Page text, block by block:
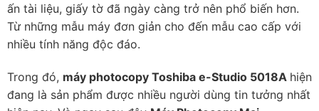
ấn tài liệu, giấy tờ đã ngày càng trở nên phổ biến hơn.
Từ những mẫu máy đơn giản cho đến mẫu cao cấp với
nhiều tính năng độc đáo.
Trong đó, máy photocopy Toshiba e-Studio 5018A hiện
đang là sản phẩm được nhiều người dùng tin tưởng nhất